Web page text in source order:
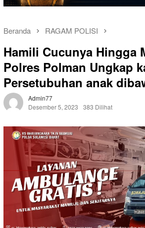
Beranda RAGAM POLISI
Hamili Cucunya Hingga
Polres Polman Ungkap
Persetubuhan anak
Admin77
Desember 5, 2023
383 Dilihat